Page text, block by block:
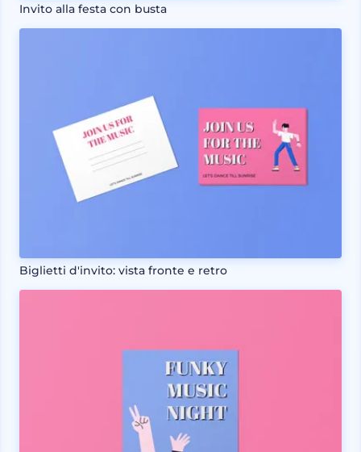
Invito alla festa con busta
Biglietti d'invito: vista fronte e retro